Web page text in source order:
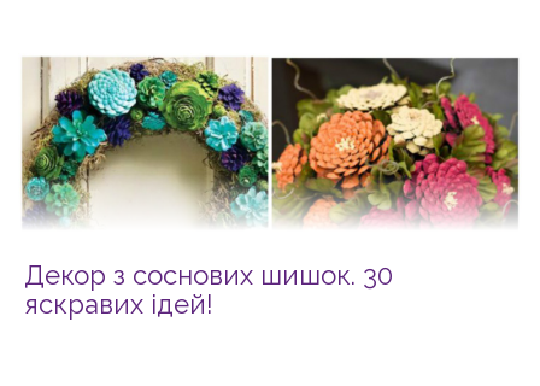
Декор з соснових шишок. 30
яскравих ідей!